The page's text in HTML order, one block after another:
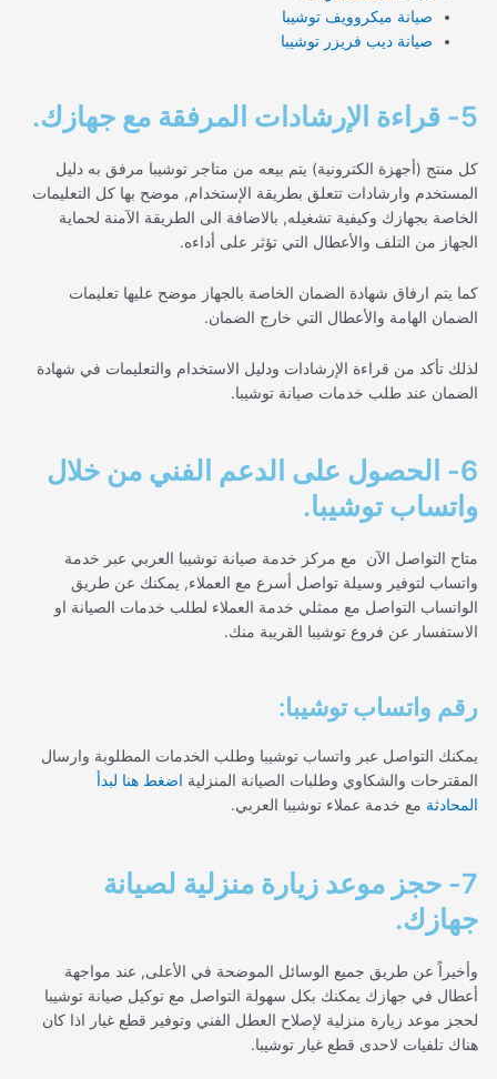
صيانة ميكروويف توشيبا
صيانة ديب فريزر توشيبا
5- قراءة الإرشادات المرفقة مع جهازك.
كل منتج (أجهزة الكترونية) يتم بيعه من متاجر توشيبا مرفق به دليل
المستخدم وارشادات تتعلق بطريقة الإستخدام, موضح بها كل التعليمات
الخاصة بجهازك وكيفية تشغيله, بالاضافة الى الطريقة الآمنة لحماية
الجهاز من التلف والأعطال التي تؤثر على أداءه.
كما يتم ارفاق شهادة الضمان الخاصة بالجهاز موضح عليها تعليمات
الضمان الهامة والأعطال التي خارج الضمان.
لذلك تأكد من قراءة الإرشادات ودليل الاستخدام والتعليمات في شهادة
الضمان عند طلب خدمات صيانة توشيبا.
6- الحصول على الدعم الفني من خلال
واتساب توشيبا.
متاح التواصل الآن
مع مركز خدمة صيانة توشيبا العربي عبر خدمة
واتساب لتوفير وسيلة تواصل أسرع مع العملاء, يمكنك عن طريق
الواتساب التواصل مع ممثلي خدمة العملاء لطلب خدمات الصيانة او
الاستفسار عن فروع توشيبا القريبة منك.
رقم واتساب توشيبا:
يمكنك التواصل عبر واتساب توشيبا وطلب الخدمات المطلوبة وارسال
المقترحات والشكاوي وطلبات الصيانة المنزلية اضغط هنا لبدأ
المحادثة مع خدمة عملاء توشيبا العربي.
7- حجز موعد زيارة منزلية لصيانة
جهازك.
وأخيراً عن طريق جميع الوسائل الموضحة في الأعلى, عند مواجهة
أعطال في جهازك يمكنك بكل سهولة التواصل مع توكيل صيانة توشيبا
لحجز موعد زيارة منزلية لإصلاح العطل الفني وتوفير قطع غيار اذا كان
هناك تلفيات لاحدى قطع غيار توشيبا.